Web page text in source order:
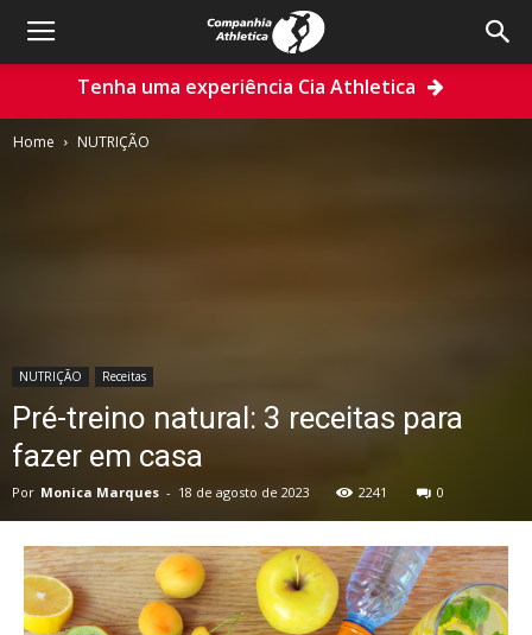
Tenha uma experiência Cia Athletica
Home NUTRIÇÃO
NUTRIÇÃO Receitas
Pré-treino natural: 3 receitas para
fazer em casa
Por Monica Marques - 18 de agosto de 2023 2241 0